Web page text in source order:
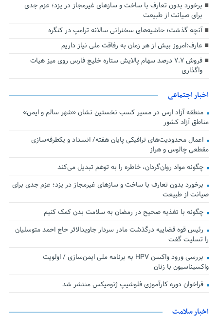
برخورد بدون تعارف با ساخت‌ و سازهای غیرمجاز در یزد؛ عزم جدی
برای صیانت از طبیعت
آنچه گذشت؛ حاشیه‌های سخنرانی سالانه ترامپ در کنگره
عارف:امروز بیش از هر زمان به رفاقت ملی نیاز داریم
فروش ۷.۷ درصد سهام پالایش ستاره خلیج فارس روی میز هیات
واگذاری
اخبار اجتماعی
منطقه آزاد ارس در مسیر کسب نخستین نشان «شهر سالم و ایمن»
مناطق آزاد کشور
اعمال محدودیت‌های ترافیکی پایان هفته/ انسداد و یکطرفه‌سازی
مقطعی چالوس و هراز
چگونه مواد روان‌گردان، خاطره را به توهم تبدیل می‌کند
برخورد بدون تعارف با ساخت‌ و سازهای غیرمجاز در یزد؛ عزم جدی برای
صیانت از طبیعت
چگونه با تغذیه صحیح در رمضان به سلامت بدن کمک کنیم
رئیس قوه قضاییه درگذشت مادر سردار جاویدالاثر حاج احمد متوسلیان
را تسلیت گفت
بررسی ورود واکسن HPV به برنامه ملی ایمن‌سازی / اولویت
واکسیناسیون با زنان
فراخوان دوره کارآموزی فلوشیپ ژنومیکس منتشر شد
اخبار سلامت